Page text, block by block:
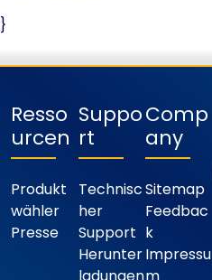
}
Resso
Urcen
Produkt
Wähler
Presse
Suppo
Rt
Technisc
Her
Support
Herunter
Comp
Any
Sitemap
Feedbac
K
Impressu